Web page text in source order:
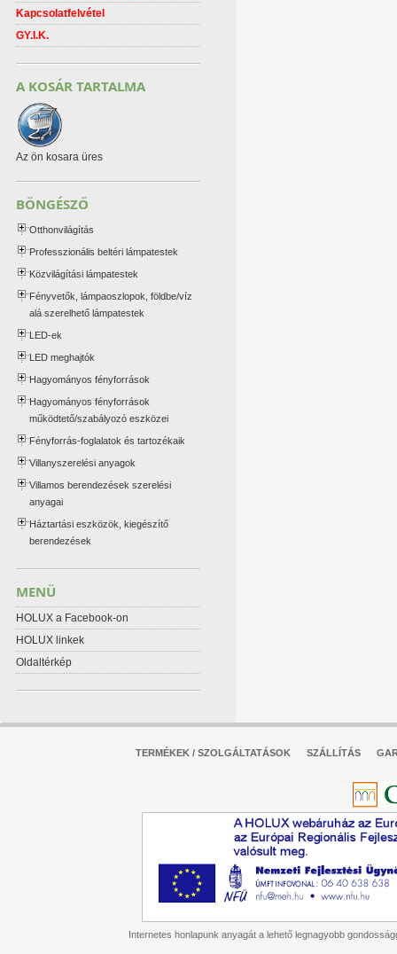
Kapcsolatfelvétel
GY.I.K.
A KOSÁR TARTALMA
Az ön kosara üres
BÖNGÉSZŐ
Otthonvilágítás
Professzionális beltéri lámpatestek
Közvilágítási lámpatestek
Fényvetők, lámpaoszlopok, földbe/víz
alá szerelhető lámpatestek
LED-ek
LED meghajtók
Hagyományos fényforrások
Hagyományos fényforrások
működtető/szabályozó eszközei
Fényforrás-foglalatok és tartozékaik
Villanyszerelési anyagok
Villamos berendezések szerelési
anyagai
Háztartási eszközök, kiegészítő
berendezések
MENÜ
HOLUX a Facebook-on
HOLUX linkek
Oldaltérkép
TERMÉKEK / SZOLGÁLTATÁSOK SZÁLLÍTÁS
Internetes honlapunk anyagát a lehető legnagyobb